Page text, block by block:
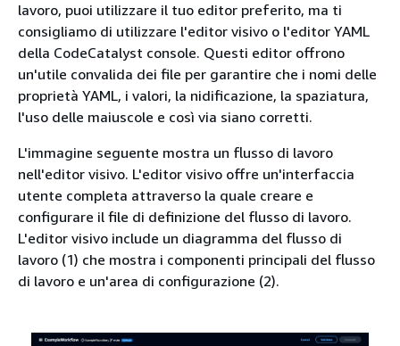
lavoro, puoi utilizzare il tuo editor preferito, ma ti
consigliamo di utilizzare l'editor visivo o l'editor YAML
della CodeCatalyst console. Questi editor offrono
un'utile convalida dei file per garantire che i nomi delle
proprietà YAML, i valori, la nidificazione, la spaziatura,
l'uso delle maiuscole e così via siano corretti.
L'immagine seguente mostra un flusso di lavoro
nell'editor visivo. L'editor visivo offre un'interfaccia
utente completa attraverso la quale creare e
configurare il file di definizione del flusso di lavoro.
L'editor visivo include un diagramma del flusso di
lavoro (1) che mostra i componenti principali del flusso
di lavoro e un'area di configurazione (2).